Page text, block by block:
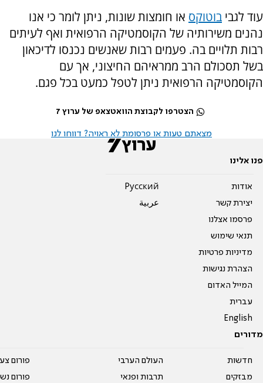
עוד לגבי בוטוקס או חומצות שונות, ניתן לומר כי אנו
נהנים משירותיה של הקוסמטיקה הרפואית ואף לעיתים
רבות תלויים בה. פעמים רבות שאנשים נכנסו לדיכאון
בשל תסכולם הרב ממראיהם החיצוני, אך עם
הקוסמטיקה הרפואית ניתן לטפל כמעט בכל פגם.
הצטרפו לקבוצת הוואטצאפ של ערוץ 7
מצאתם טעות או פרסומת לא ראויה? דווחו לנו
פנו אלינו
אודות
יצירת קשר
פרסמו אצלנו
תנאי שימוש
מדיניות פרטיות
הצהרת נגישות
המייל האדום
עברית
English
Pусский
عربية
מדורים
חדשות
מבזקים
העולם הערבי
תרבות ופנאי
פורום
פורום